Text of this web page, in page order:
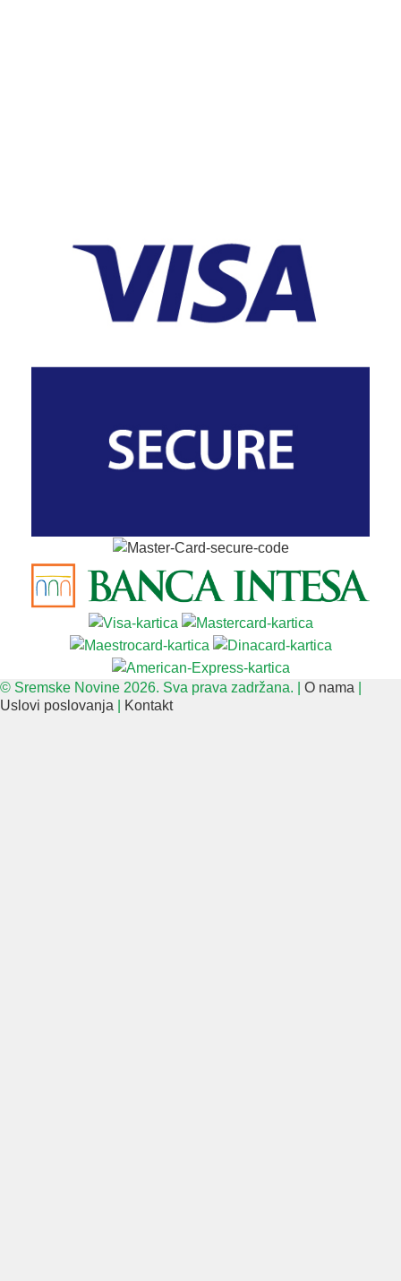
© Sremske Novine 2026. Sva prava zadržana. | O nama
Uslovi poslovanja
Kontakt